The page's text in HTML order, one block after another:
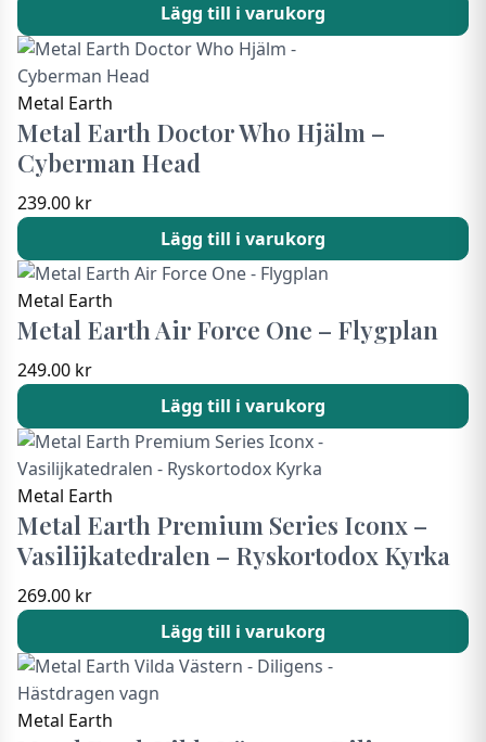
Lägg till i varukorg
Metal Earth
Metal Earth Doctor Who Hjälm –
Cyberman Head
239.00 kr
Lägg till i varukorg
Metal Earth
Metal Earth Air Force One – Flygplan
249.00 kr
Lägg till i varukorg
Metal Earth
Metal Earth Premium Series Iconx –
Vasilijkatedralen – Ryskortodox Kyrka
269.00 kr
Lägg till i varukorg
Metal Earth